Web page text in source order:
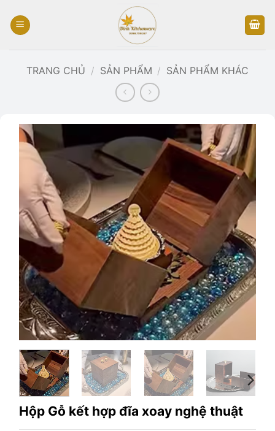
qua
dung
TRANG CHỦ / SẢN PHẨM / SẢN PHẨM KHÁC
Hộp Gỗ kết hợp đĩa xoay nghệ thuật